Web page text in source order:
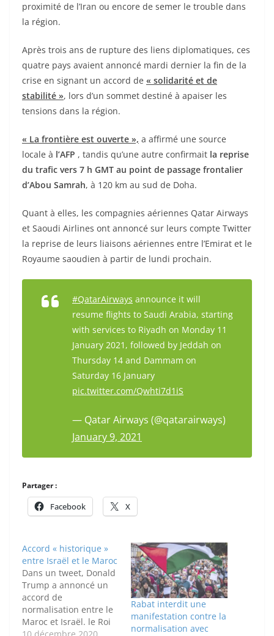
proximité de l’Iran ou encore de semer le trouble dans
la région.
Après trois ans de rupture des liens diplomatiques, ces
quatre pays avaient annoncé mardi dernier la fin de la
crise en signant un accord de « solidarité et de
stabilité », lors d’un sommet destiné à apaiser les
tensions dans la région.
« La frontière est ouverte », a affirmé une source
locale à l’AFP , tandis qu’une autre confirmait la reprise
du trafic vers 7 h GMT au point de passage frontalier
d’Abou Samrah, à 120 km au sud de Doha.
Quant à elles, les compagnies aériennes Qatar Airways
et Saoudi Airlines ont annoncé sur leurs compte Twitter
la reprise de leurs liaisons aériennes entre l’Emirat et le
Royaume saoudien à partir de lundi prochain.
#QatarAirways announce it will
resume flights to Saudi Arabia, starting
with services to Riyadh on Monday 11
January 2021, followed by Jeddah on
Thursday 14 and Dammam on
Saturday 16 January
pic.twitter.com/Qwhti7d1iS
— Qatar Airways (@qatarairways)
January 9, 2021
Partager :
Facebook X
Accord « historique »
entre Israël et le Maroc
Dans un tweet, Donald
Trump a annoncé un
accord de
normalisation entre le
Maroc et Israël. le Roi
Rabat interdit une
manifestation contre la
normalisation avec